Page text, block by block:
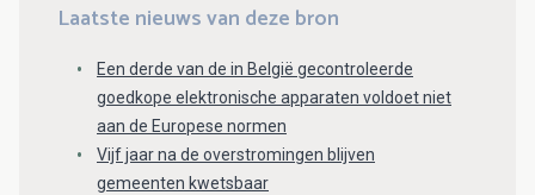
Laatste nieuws van deze bron
Een derde van de in België gecontroleerde
goedkope elektronische apparaten voldoet niet
aan de Europese normen
Vijf jaar na de overstromingen blijven
gemeenten kwetsbaar